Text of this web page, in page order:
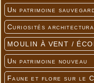
Un patrimoine
Curiosités
MOULIN À VENT /
Un patrimoine nouveau
Faune et flore sur le